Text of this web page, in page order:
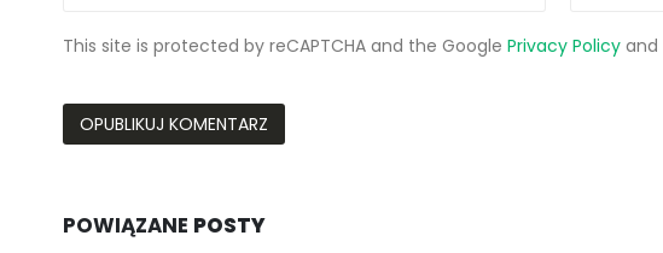
This site is protected by reCAPTCHA and the Google Privacy Policy and
POWIĄZANE POSTY